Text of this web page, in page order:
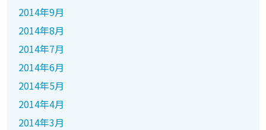
2014年9月
2014年8月
2014年7月
2014年6月
2014年5月
2014年4月
2014年3月